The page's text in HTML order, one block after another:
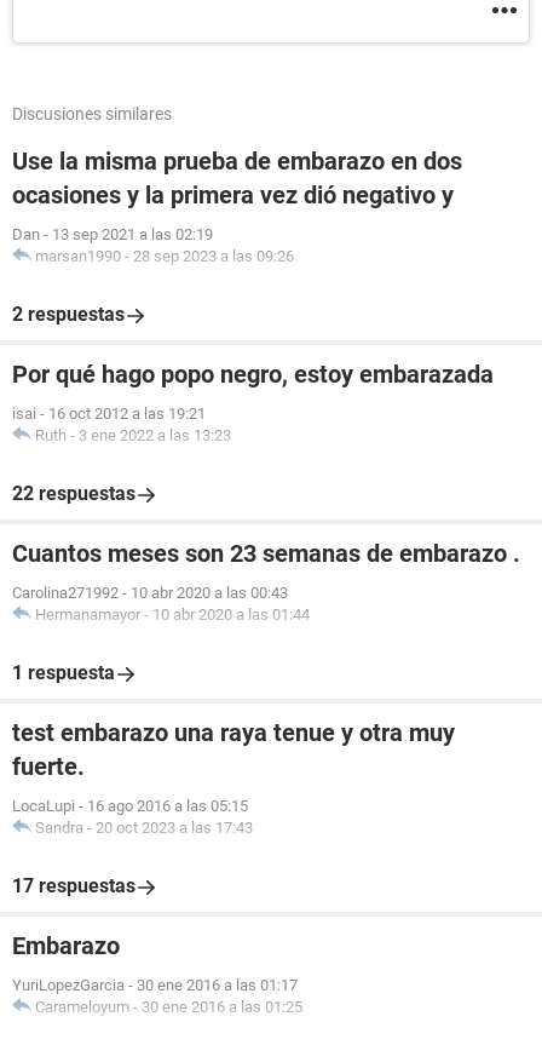
Discusiones similares
Use la misma prueba de embarazo en dos
ocasiones y la primera vez dió negativo y
Dan - 13 sep 2021 a las 02:19
marsan1990 - 28 sep 2023 a las 09:26
2 respuestas
Por qué hago popo negro, estoy embarazada
isai - 16 oct 2012 a las 19:21
Ruth - 3 ene 2022 a las 13:23
22 respuestas
Cuantos meses son 23 semanas de embarazo .
Carolina271992 - 10 abr 2020 a las 00:43
Hermanamayor - 10 abr 2020 a las 01:44
1 respuesta
test embarazo una raya tenue y otra muy
fuerte.
LocaLupi - 16 ago 2016 a las 05:15
Sandra - 20 oct 2023 a las 17:43
17 respuestas
Embarazo
YuriLopezGarcia - 30 ene 2016 a las 01:17
Carameloyum - 30 ene 2016 a las 01:25